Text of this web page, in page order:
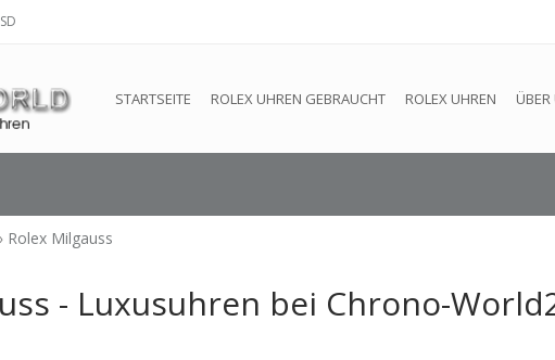
STARTSEITE ROLEX UHREN GEBRAUCHT ROLEX UHREN
Rolex Milgauss
- Luxusuhren bei Chrono-
Backoffice Dieser Shop befindet sich im Aufbau. Eventuell können